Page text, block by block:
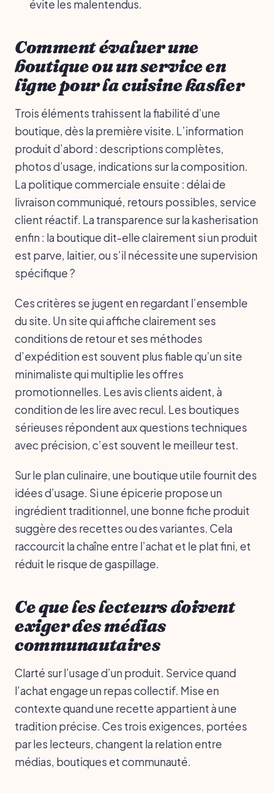
évite les malentendus.
Comment évaluer une
boutique ou un service en
ligne pour la cuisine kasher
Trois éléments trahissent la fiabilité d’une
boutique, dès la première visite. L’information
produit d’abord : descriptions complètes,
photos d’usage, indications sur la composition.
La politique commerciale ensuite : délai de
livraison communiqué, retours possibles, service
client réactif. La transparence sur la kasherisation
enfin : la boutique dit-elle clairement si un produit
est parve, laitier, ou s’il nécessite une supervision
spécifique ?
Ces critères se jugent en regardant l’ensemble
du site. Un site qui affiche clairement ses
conditions de retour et ses méthodes
d’expédition est souvent plus fiable qu’un site
minimaliste qui multiplie les offres
promotionnelles. Les avis clients aident, à
condition de les lire avec recul. Les boutiques
sérieuses répondent aux questions techniques
avec précision, c’est souvent le meilleur test.
Sur le plan culinaire, une boutique utile fournit des
idées d’usage. Si une épicerie propose un
ingrédient traditionnel, une bonne fiche produit
suggère des recettes ou des variantes. Cela
raccourcit la chaîne entre l’achat et le plat fini, et
réduit le risque de gaspillage.
Ce que les lecteurs doivent
exiger des médias
communautaires
Clarté sur l’usage d’un produit. Service quand
l’achat engage un repas collectif. Mise en
contexte quand une recette appartient à une
tradition précise. Ces trois exigences, portées
par les lecteurs, changent la relation entre
médias, boutiques et communauté.